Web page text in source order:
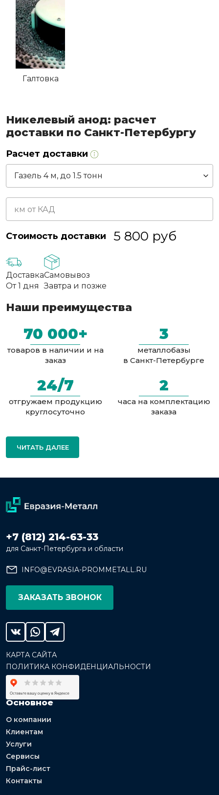
Галтовка
Никелевый анод: расчет
доставки по Санкт-Петербургу
Расчет доставки
Стоимость доставки 5 800 руб
Доставка
От 1 дня
Самовывоз
Завтра и позже
Наши преимущества
70 000+
товаров в наличии и на
заказ
3
металлобазы
в Санкт-Петербурге
24/7
отгружаем продукцию
круглосуточно
2
часа на комплектацию
заказа
ЧИТАТЬ ДАЛЕЕ
+7 (812) 214-63-33
для Санкт-Петербурга и области
INFO@EVRASIA-PROMMETALL.RU
ЗАКАЗАТЬ ЗВОНОК
КАРТА САЙТА
ПОЛИТИКА КОНФИДЕНЦИАЛЬНОСТИ
Основное
О компании
Клиентам
Услуги
Сервисы
Прайс-лист
Контакты